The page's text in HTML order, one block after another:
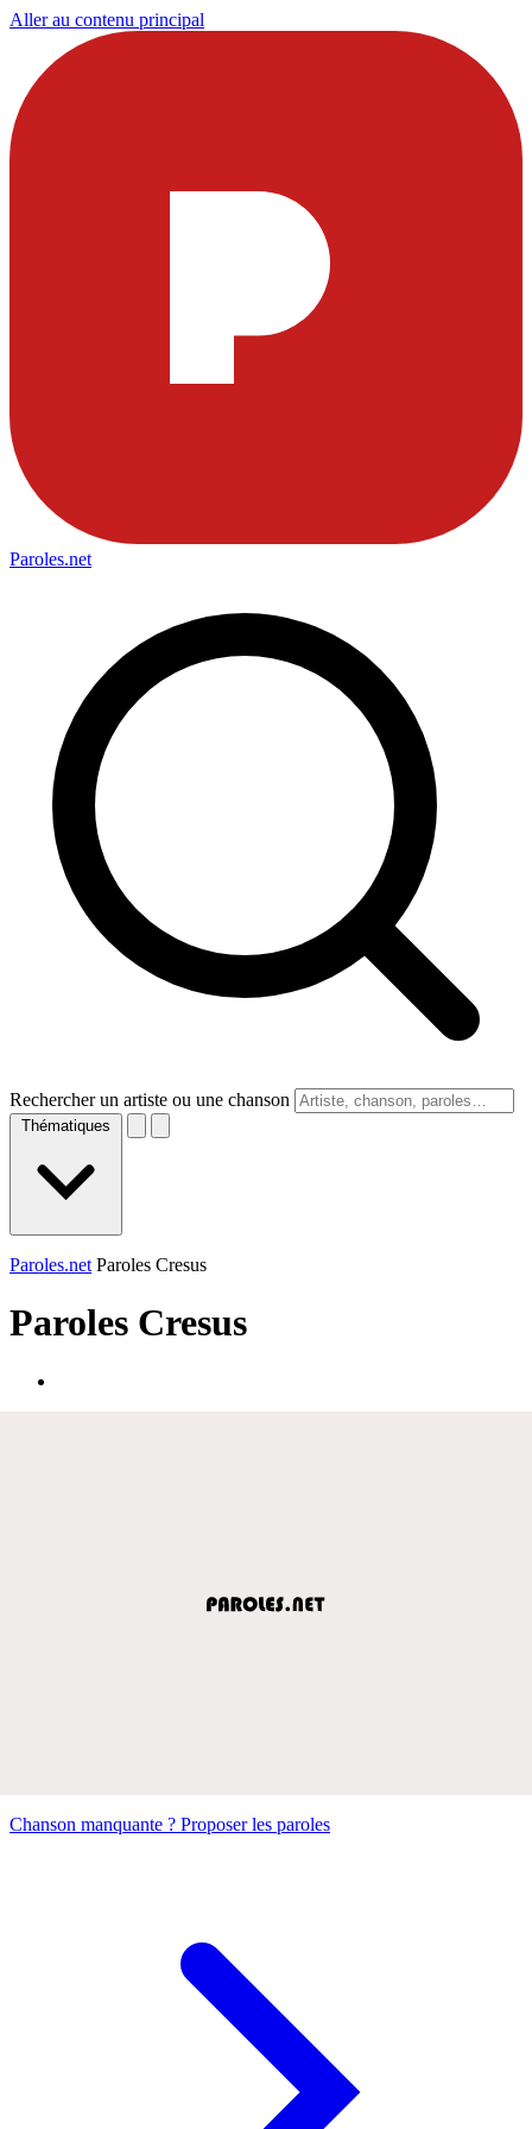
Aller au contenu principal
Paroles.net
Rechercher un artiste ou une chanson
Thématiques
Paroles.net Paroles Cresus
Paroles Cresus
Chanson manquante ? Proposer les paroles